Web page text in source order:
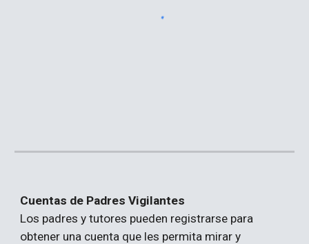
Cuentas de Padres Vigilantes
Los padres y tutores pueden registrarse para
obtener una cuenta que les permita mirar y